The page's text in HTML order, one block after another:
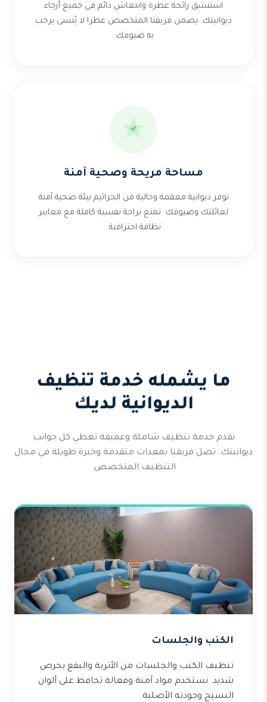
استنشق رائحة عطرة وانتعاش دائم في جميع أرجاء
ديوانيتك. يضمن فريقنا المتخصص عطرا لا يُنسى يرحب
به ضيوفك.
مساحة مريحة وصحية آمنة
توفر ديوانية معقمة وخالية من الجراثيم بيئة صحية آمنة
لعائلتك وضيوفك. تمتع براحة نفسية كاملة مع معايير
نظافة احترافية.
ما يشمله خدمة تنظيف
الديوانية لديك
نقدم خدمة تنظيف شاملة وعميقة تغطي كل جوانب
ديوانيتك. تصل فريقنا بمعدات متقدمة وخبرة طويلة في مجال
التنظيف المتخصص.
الكنب والجلسات
تنظيف الكنب والجلسات من الأتربة والبقع بحرص
شديد. نستخدم مواد آمنة وفعالة تحافظ على ألوان
النسيج وجودته الأصلية.